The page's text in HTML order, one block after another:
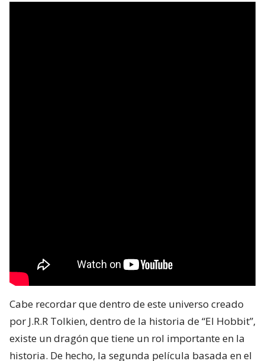
Cabe recordar que dentro de este universo creado
por J.R.R Tolkien, dentro de la historia de “El Hobbit”,
existe un dragón que tiene un rol importante en la
historia. De hecho, la segunda película basada en el